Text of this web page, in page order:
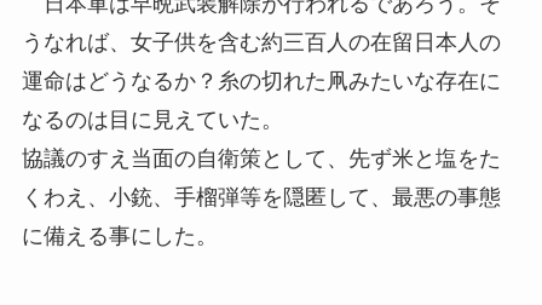
うなれば、女子供を含む約三百人の在留日本人の
運命はどうなるか？糸の切れた凧みたいな存在に
なるのは目に見えていた。
協議のすえ当面の自衛策として、先ず米と塩をた
くわえ、小銃、手榴弾等を隠匿して、最悪の事態
に備える事にした。